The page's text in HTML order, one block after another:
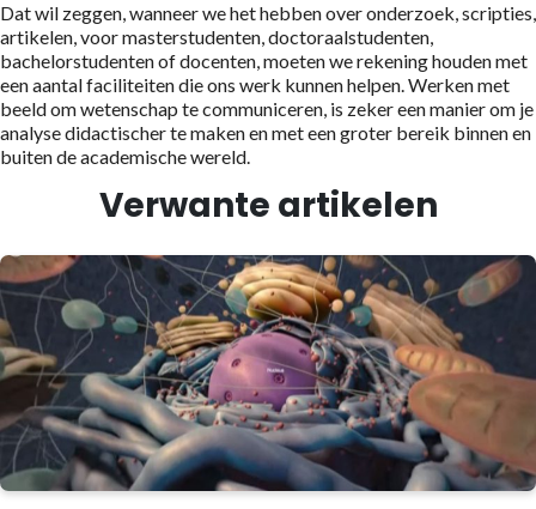
Dat wil zeggen, wanneer we het hebben over onderzoek, scripties,
artikelen, voor masterstudenten, doctoraalstudenten,
bachelorstudenten of docenten, moeten we rekening houden met
een aantal faciliteiten die ons werk kunnen helpen. Werken met
beeld om wetenschap te communiceren, is zeker een manier om je
analyse didactischer te maken en met een groter bereik binnen en
buiten de academische wereld.
Verwante artikelen